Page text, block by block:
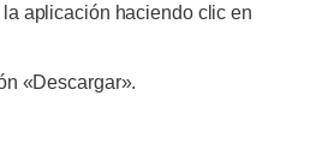
aplicación haciendo clic en
«Descargar».